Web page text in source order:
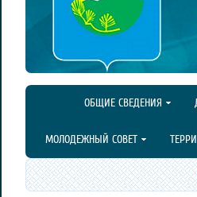
ОБЩИЕ СВЕДЕНИЯ
МОЛОДЕЖНЫЙ СОВЕТ